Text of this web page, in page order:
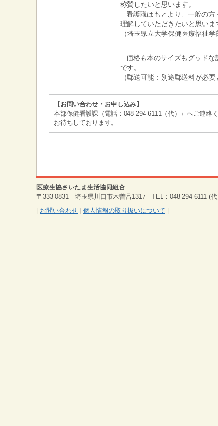
称賛したいと思います。
看護職はもとより、一般の
理解していただきたいと思いま
（埼玉県立大学保健医療福祉
価格も本のサイズもグッド
です。
（郵送可能：別途郵送料が必
【お問い合わせ・お申し込み】
本部保健看護課（電話：048-294-6111（代））へご連絡
お待ちしております。
医療生協さいたま生活協同組合
〒333-0831 埼玉県川口市木曽呂1317 TEL：048-294-6111 (
お問い合わせ 個人情報の取り扱いについて